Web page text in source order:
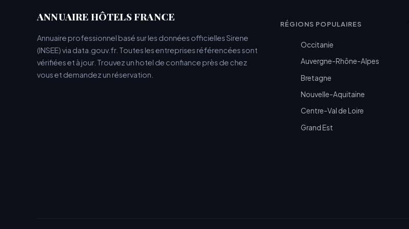
ANNUAIRE HÔTELS FRANCE
Annuaire professionnel basé sur les données officielles Sirene
(INSEE) via data.gouv.fr. Toutes les entreprises référencées sont
vérifiées et à jour. Trouvez un hotel de confiance près de chez
vous et demandez un réservation.
RÉGIONS POPULAIRES
Occitanie
Auvergne-Rhône-Alpes
Bretagne
Nouvelle-Aquitaine
Centre-Val de Loire
Grand Est